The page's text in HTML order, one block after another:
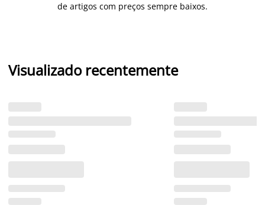
de artigos com preços sempre baixos.
Visualizado recentemente